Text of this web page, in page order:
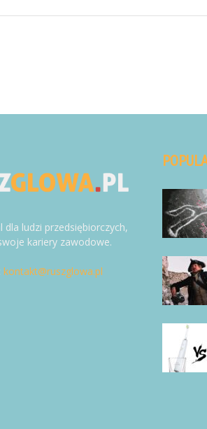
dla ludzi przedsiębiorczych,
kariery zawodowe.
kontakt@ruszglowa.pl